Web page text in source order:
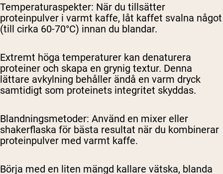
Temperaturaspekter: När du tillsätter
proteinpulver i varmt kaffe, låt kaffet svalna något
(till cirka 60-70°C) innan du blandar.
Extremt höga temperaturer kan denaturera
proteiner och skapa en grynig textur. Denna
lättare avkylning behåller ändå en varm dryck
samtidigt som proteinets integritet skyddas.
Blandningsmetoder: Använd en mixer eller
shakerflaska för bästa resultat när du kombinerar
proteinpulver med varmt kaffe.
Börja med en liten mängd kallare vätska, blanda